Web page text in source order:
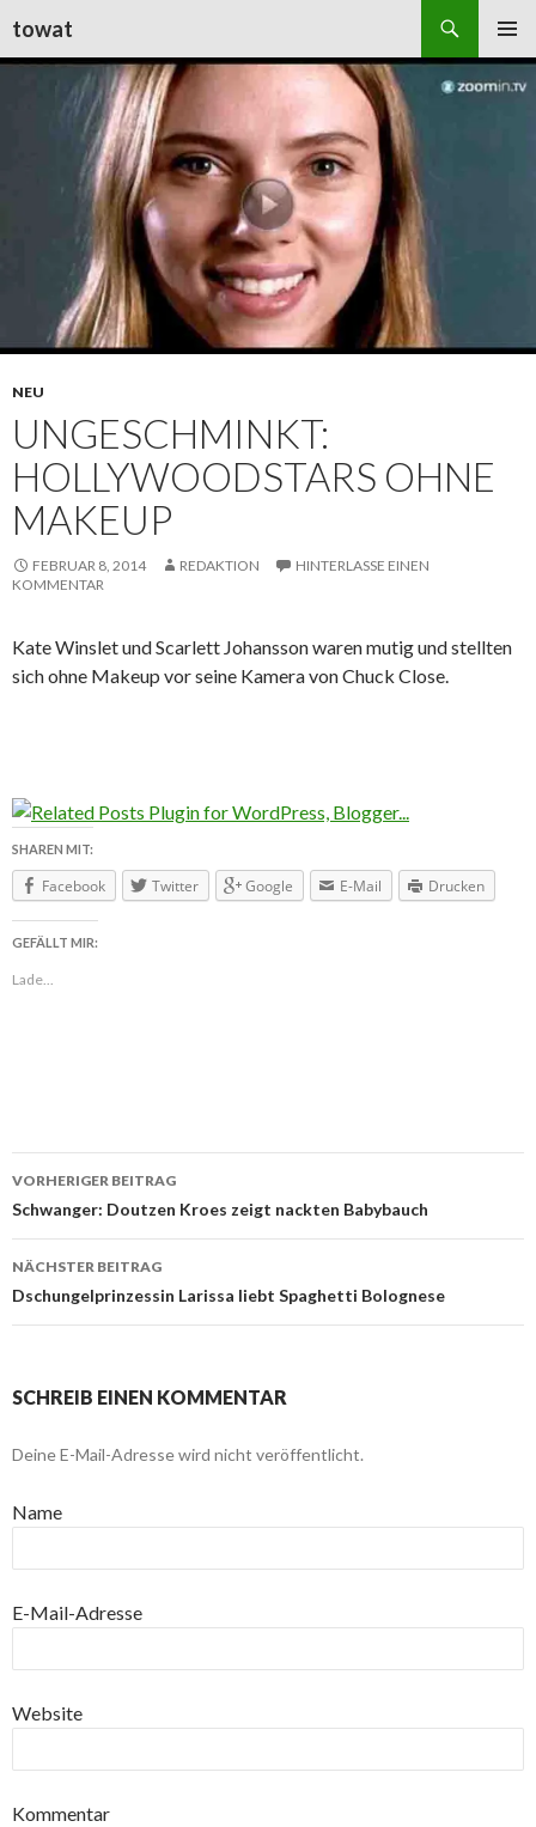
towat
MENÜ
SPRINGEN
NEU
UNGESCHMINKT:
HOLLYWOODSTARS OHNE
MAKEUP
FEBRUAR 8, 2014 REDAKTION
HINTERLASSE EINEN
KOMMENTAR
Kate Winslet und Scarlett Johansson waren mutig und stellten
sich ohne Makeup vor seine Kamera von Chuck Close.
SHAREN MIT:
Facebook Twitter Google E-Mail Drucken
GEFÄLLT MIR:
Lade...
Beitragsnavigation
VORHERIGER BEITRAG
Schwanger: Doutzen Kroes zeigt nackten Babybauch
NÄCHSTER BEITRAG
Dschungelprinzessin Larissa liebt Spaghetti Bolognese
SCHREIB EINEN KOMMENTAR
Deine E-Mail-Adresse wird nicht veröffentlicht.
Name
E-Mail-Adresse
Website
Kommentar